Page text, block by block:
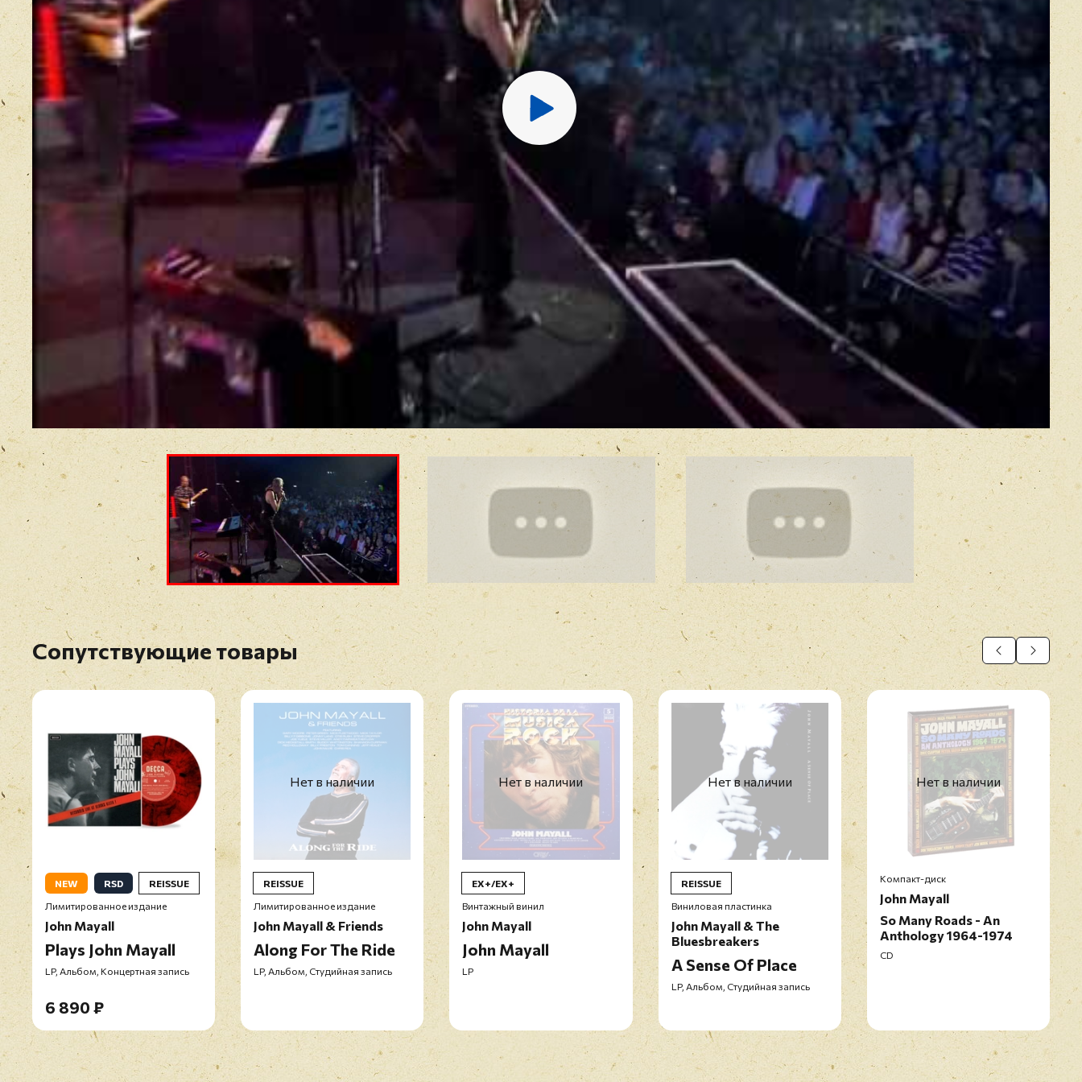
15. Scrambling
CD3: In The Palace Of The King (2007)
1. You Know That You Love Me
2. Going Down
3. Some Other Day, Some Other Time
4. Palace Of The King
5. I'd Rather Be Blind
6. Time To Go
7. Big Legged Woman
8. Now I've Got A Woman
9. I Love You More Every Day
10. Help Me Through The Day
11. Cannonball Shuffle
12. You've Got Me Licked
13. King Of The Kings
14. Living On The Highway
Перед публикацией отзывы проходят модерацию
Сопутствующие товары
NEW RSD
REISSUE
Лимитированное издание
John Mayall
Plays John Mayall
LP, Альбом, Концертная запись
6 890 ₽
Нет в наличии
REISSUE
Лимитированное издание
John Mayall & Friends
Along For The Ride
LP, Альбом, Студийная запись
Нет в наличии
EX+/EX+
Винтажный винил
John Mayall
John Mayall
LP
Нет в наличии
REISSUE
Виниловая пластинка
John Mayall & The
Bluesbreakers
A Sense Of Place
LP, Альбом, Студийная запись
Нет в наличии
Компакт-диск
John Mayall
So Many Roads - An
Anthology 1964-1974
CD